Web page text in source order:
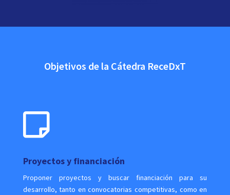
Objetivos de la Cátedra ReceDxT

Proyectos y financiación
Proponer proyectos y buscar financiación para su
desarrollo, tanto en convocatorias competitivas, como en